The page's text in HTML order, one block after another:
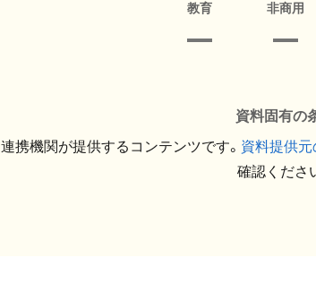
教育 非商用
資料固有の
連携機関が提供するコンテンツです。 資料提供
確認くださ